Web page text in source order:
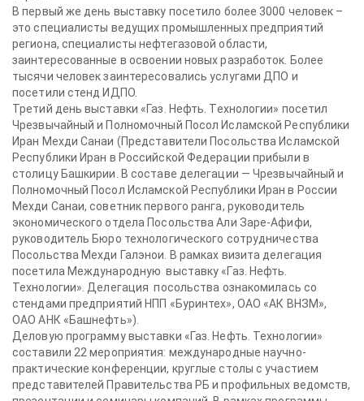
В первый же день выставку посетило более 3000 человек –
это специалисты ведущих промышленных предприятий
региона, специалисты нефтегазовой области,
заинтересованные в освоении новых разработок. Более
тысячи человек заинтересовались услугами ДПО и
посетили стенд ИДПО.
Третий день выставки «Газ. Нефть. Технологии» посетил
Чрезвычайный и Полномочный Посол Исламской Республики
Иран Мехди Санаи (Представители Посольства Исламской
Республики Иран в Российской Федерации прибыли в
столицу Башкирии. В составе делегации — Чрезвычайный и
Полномочный Посол Исламской Республики Иран в России
Мехди Санаи, советник первого ранга, руководитель
экономического отдела Посольства Али Заре-Афифи,
руководитель Бюро технологического сотрудничества
Посольства Мехди Галэнои. В рамках визита делегация
посетила Международную выставку «Газ. Нефть.
Технологии». Делегация посольства ознакомилась со
стендами предприятий НПП «Буринтех», ОАО «АК ВНЗМ»,
ОАО АНК «Башнефть»).
Деловую программу выставки «Газ. Нефть. Технологии»
составили 22 мероприятия: международные научно-
практические конференции, круглые столы с участием
представителей Правительства РБ и профильных ведомств,